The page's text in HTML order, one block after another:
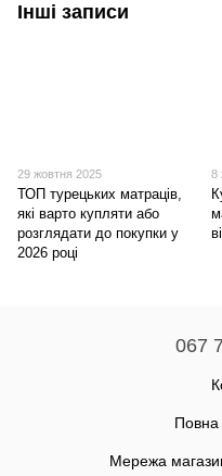
Інші записи
29 жовтня 2025
ТОП турецьких матраців,
які варто купляти або
розглядати до покупки у
2026 році
8
067
Повна
Мережа